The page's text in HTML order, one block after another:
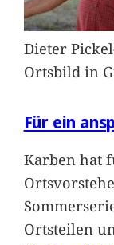
Dieter
Ortsbild in
Für ein
Karben hat
Ortsteilen